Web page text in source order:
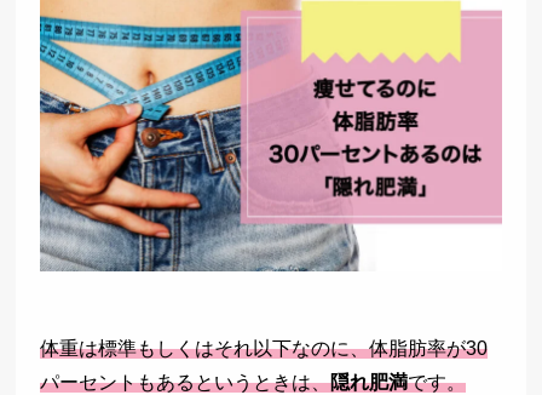
体重は標準もしくはそれ以下なのに、体脂肪率が30
パーセントもあるというときは、隠れ肥満です。